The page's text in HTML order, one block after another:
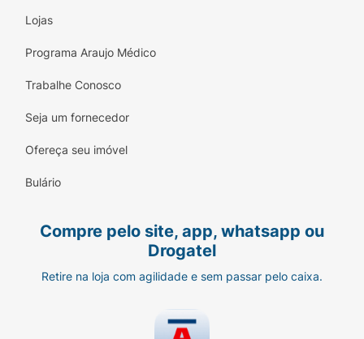
Lojas
Programa Araujo Médico
Trabalhe Conosco
Seja um fornecedor
Ofereça seu imóvel
Bulário
Compre pelo site, app, whatsapp ou
Drogatel
Retire na loja com agilidade e sem passar pelo caixa.